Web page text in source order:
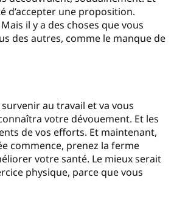
d’accepter une proposition.
il y a des choses que vous
des autres, comme le manque de
au travail et va vous
votre dévouement. Et les
de vos efforts. Et maintenant,
commence, prenez la ferme
votre santé. Le mieux serait
physique, parce que vous